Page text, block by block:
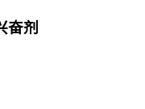
奋剂